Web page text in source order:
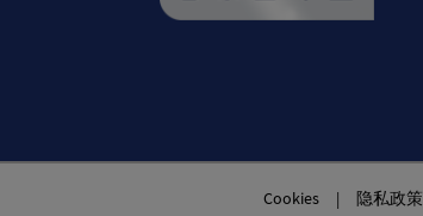
Cookies | 隐私政策